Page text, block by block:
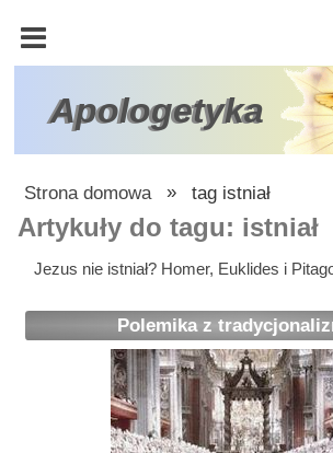
Apologetyka
KOŚCIÓŁ
KATOLICKI
TRÓJCA
ŚWIĘTA
ATEIZM
ŚWIADKOWIE
W
OBRONIE
Strona domowa » tag istniał
Polemika z
Artykuły do tagu: istniał
Jezus nie istniał? Homer, Euklides i